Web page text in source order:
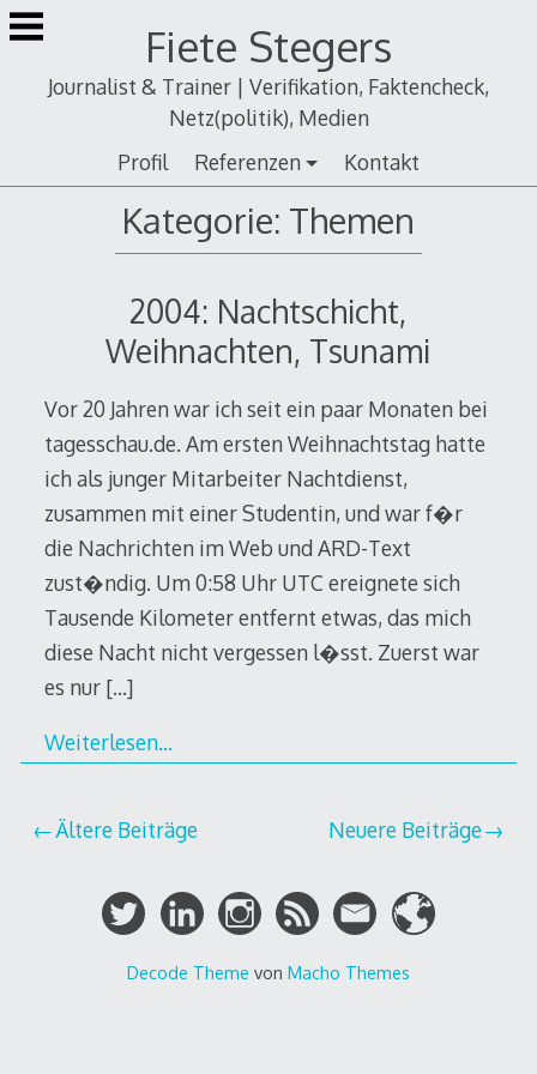
Zum
Inhalt
Fiete Stegers
Journalist & Trainer | Verifikation, Faktencheck,
Netz(politik), Medien
Profil
Referenzen Kontakt
Kategorie: Themen
2004: Nachtschicht,
Weihnachten, Tsunami
Vor 20 Jahren war ich seit ein paar Monaten bei
tagesschau.de. Am ersten Weihnachtstag hatte
ich als junger Mitarbeiter Nachtdienst,
zusammen mit einer Studentin, und war f�r
die Nachrichten im Web und ARD-Text
zust�ndig. Um 0:58 Uhr UTC ereignete sich
Tausende Kilometer entfernt etwas, das mich
diese Nacht nicht vergessen l�sst. Zuerst war
es nur […]
Weiterlesen…
Beitragsnavigation
Ältere Beiträge Neuere Beiträge
Decode Theme von Macho Themes